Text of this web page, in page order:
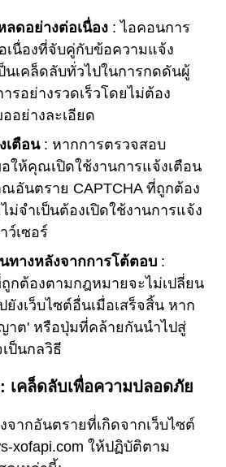
ลดอย่างต่อเนื่อง : ไอคอนการ
เนื่องที่จับคู่กับข้อความแจ้ง
นเคล็ดลับทั่วไปในการกดดันผู้
รอย่างรวดเร็วโดยไม่ต้อง
อย่างละเอียด
เตือน: หากการตรวจสอบ
อให้คุณเปิดใช้งานการแจ้งเตือน
อันตราย CAPTCHA ที่ถูกต้อง
ม่จำเป็นต้องเปิดใช้งานการแจ้ง
ว์เซอร์
ทางหลังจากการโต้ตอบ :
ถูกต้องตามกฎหมายจะไม่เปลี่ยน
งเว็บไซต์อื่นเมื่อเสร็จสิ้น หาก
าต' หรือปุ่มที่คล้ายกันนำไปสู่
ป็นกลวิธี
เคล็ดลับเพื่อความปลอดภัย
จากอันตรายที่เกิดจากเว็บไซต์
xofapi.com ให้ปฏิบัติตาม